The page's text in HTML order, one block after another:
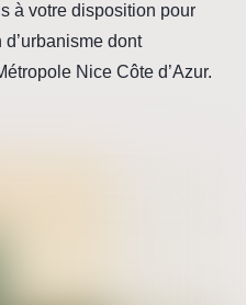
à votre disposition pour
dont
Nice Côte d’Azur.